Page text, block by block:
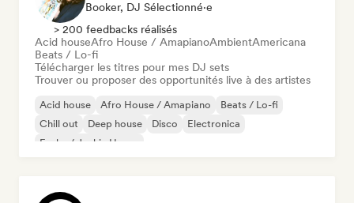
Booker, DJ Sélectionné·e
> 200 feedbacks réalisés
Acid houseAfro House / AmapianoAmbientAmericana
Beats / Lo-fi
Télécharger les titres pour mes DJ sets
Trouver ou proposer des opportunités live à des artistes
Acid house Afro House / Amapiano
Beats / Lo-fi
Chill out
Deep house Disco
Electronica
Funky / Jackin House